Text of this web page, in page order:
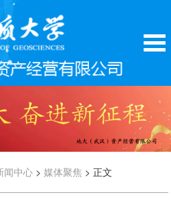
闻中心 >媒体聚焦 > 正文